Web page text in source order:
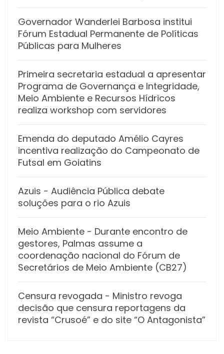
Governador Wanderlei Barbosa institui
Fórum Estadual Permanente de Políticas
Públicas para Mulheres
Primeira secretaria estadual a apresentar
Programa de Governança e Integridade,
Meio Ambiente e Recursos Hídricos
realiza workshop com servidores
Emenda do deputado Amélio Cayres
incentiva realização do Campeonato de
Futsal em Goiatins
Azuis - Audiência Pública debate
soluções para o rio Azuis
Meio Ambiente - Durante encontro de
gestores, Palmas assume a
coordenação nacional do Fórum de
Secretários de Meio Ambiente (CB27)
Censura revogada - Ministro revoga
decisão que censura reportagens da
revista “Crusoé” e do site “O Antagonista”